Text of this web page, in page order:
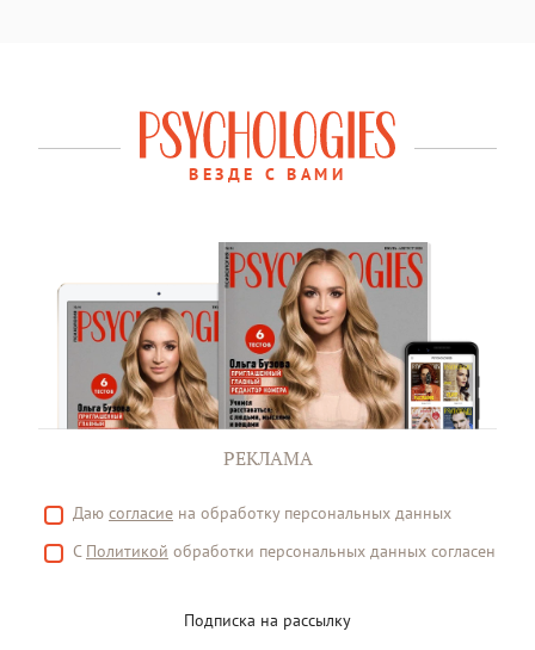
ВЕЗДЕ С ВАМИ
РЕКЛАМА
Даю согласие на обработку персональных данных
С Политикой обработки персональных данных согласен
Подписка на рассылку